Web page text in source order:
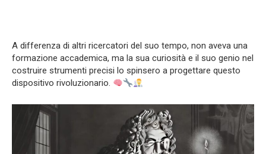
A differenza di altri ricercatori del suo tempo, non aveva una
formazione accademica, ma la sua curiosità e il suo genio nel
costruire strumenti precisi lo spinsero a progettare questo
dispositivo rivoluzionario.